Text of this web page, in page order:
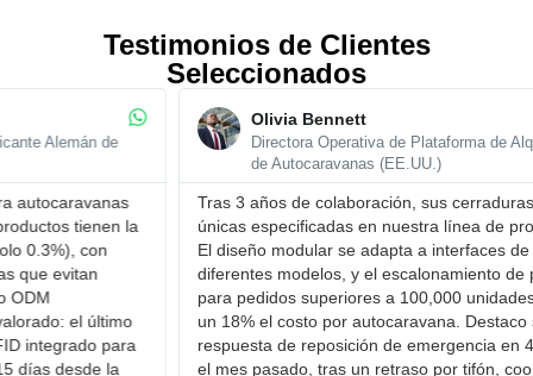
Testimonios de Clientes
Seleccionados
Olivia Bennett
Directora Operativa de Plataforma de Alquiler
de Autocaravanas (EE.UU.)
Tras 3 años de colaboración, sus cerraduras son ​las
únicas especificadas en nuestra línea de producción.
El ​diseño modular se adapta a interfaces de
diferentes modelos, y el ​escalonamiento de precios
para pedidos superiores a 100,000 unidades redujo
un 18% el costo por autocaravana. Destaco su ​
respuesta de reposición de emergencia en 48 horas:
el mes pasado, tras un retraso por tifón, coordinaron